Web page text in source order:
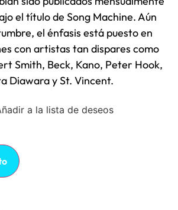
el título de Song Machine. Aún
el énfasis está puesto en
con artistas tan dispares como
Smith, Beck, Kano, Peter Hook,
Diawara y St. Vincent.
a la lista de deseos